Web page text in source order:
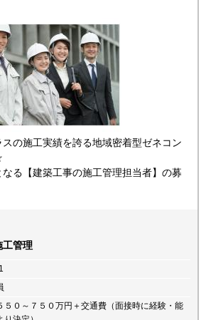
の施工実績を誇る地域密着型ゼネコン
なる【建築工事の施工管理担当者】の募
工管理
５０～７５０万円＋交通費（面接時に経験・能